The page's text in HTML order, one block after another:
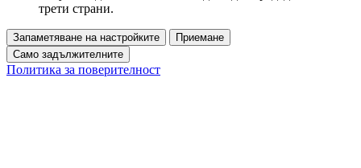
трети страни.
Запаметяване на настройките
Приемане
Само задължителните
Политика за поверителност